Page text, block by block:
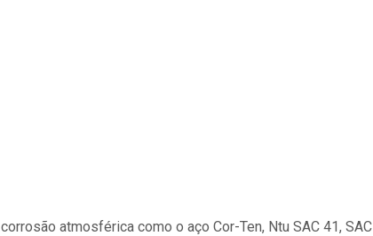
atmosférica como o aço Cor-Ten, Ntu SAC 41, SAC